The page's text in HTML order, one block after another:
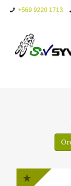
+569 9220 1713